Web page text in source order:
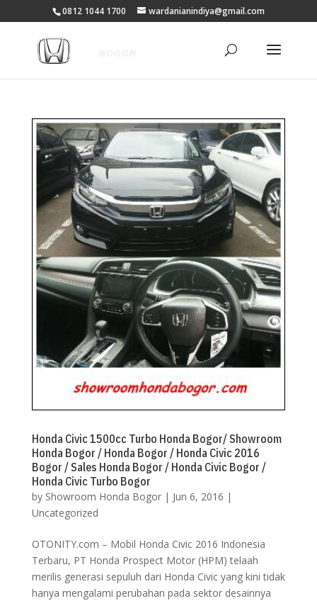
0812 1044 1700 wardanianindiya@gmail.com
Honda Civic 1500cc Turbo Honda Bogor/ Showroom
Honda Bogor / Honda Bogor / Honda Civic 2016
Bogor / Sales Honda Bogor / Honda Civic Bogor /
Honda Civic Turbo Bogor
by Showroom Honda Bogor| Jun 6, 2016 |
Uncategorized
OTONITY.com – Mobil Honda Civic 2016 Indonesia
Terbaru, PT Honda Prospect Motor (HPM) telaah
merilis generasi sepuluh dari Honda Civic yang kini tidak
hanya mengalami perubahan pada sektor desainnya